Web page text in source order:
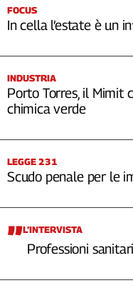
FOCUS
In cella l’estate è un
INDUSTRIA
Porto Torres, il Mimit
chimica verde
LEGGE 231
Scudo penale per le
L’INTERVISTA
Professioni